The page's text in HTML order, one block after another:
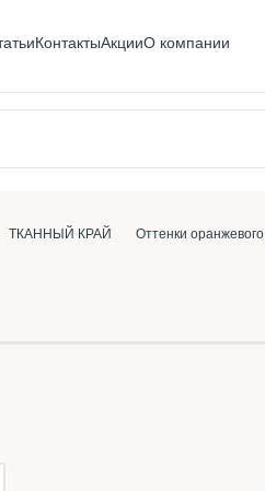
КонтактыАкцииО компании
ТКАННЫЙ КРАЙ Оттенки оранжевого